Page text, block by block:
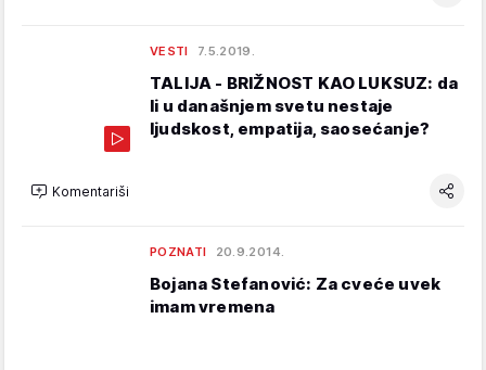
VESTI 7.5.2019.
TALIJA - BRIŽNOST KAO LUKSUZ: da
li u današnjem svetu nestaje
ljudskost, empatija, saosećanje?
Komentariši
POZNATI 20.9.2014.
Bojana Stefanović: Za cveće uvek
imam vremena